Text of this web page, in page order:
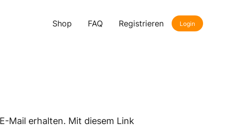
Shop FAQ Registrieren Login
Mail erhalten. Mit diesem Link